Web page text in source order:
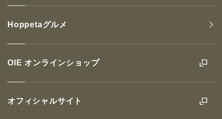
OIE オンラインショップ
オフィシャルサイト
Hoppetaグルメ